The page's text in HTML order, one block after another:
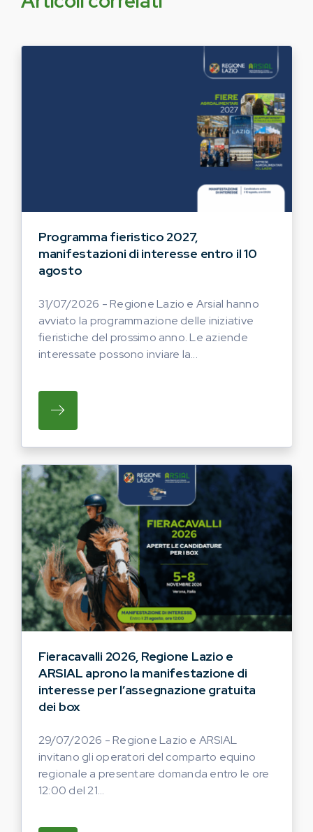
Programma fieristico 2027,
manifestazioni di interesse entro il 10
agosto
31/07/2026 - Regione Lazio e Arsial hanno
avviato la programmazione delle iniziative
fieristiche del prossimo anno. Le aziende
interessate possono inviare la...
SU REGIONE LAZIO E ARSIAL HANNO
Fieracavalli 2026, Regione Lazio e
ARSIAL aprono la manifestazione di
interesse per l’assegnazione gratuita
dei box
29/07/2026 - Regione Lazio e ARSIAL
invitano gli operatori del comparto equino
regionale a presentare domanda entro le ore
12:00 del 21...